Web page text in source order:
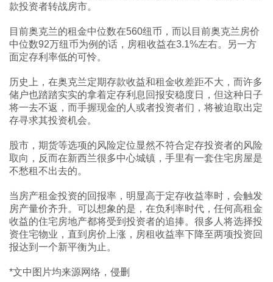
款投资者转战房市。
目前奥克兰的租金中位数在560纽币，而以目前奥克兰房价
中位数92万纽币为例的话，房租收益在3.1%左右。另一方
面定存利率低的可怜。
历史上，在奥克兰定期存款收益和租金收差距不大，而许多
储户也踏踏实实的拿着定存利息回报安稳度日，但这种日子
将一去不返，而手握现金的人或者投资者们，将被迫取出定
存寻求其投资机会。
股市，期货等选项的风险定位显然不符合定存投资者的风险
取向，反而在新西兰很多中心城镇，手里有一套住宅房屋是
不愁租不出去的。
当房产租金投资的回报率，明显高于定存收益率时，会触发
房产量价齐升。可以想象的是，在负利率时代，任何高租金
收益的住宅房地产都将受到投资者的追捧。很多人将选择投
资住宅物业，直到房价上涨，房租收益率下降至两项投资回
报达到一个新平衡为止。
*文中图片均来源网络，侵删